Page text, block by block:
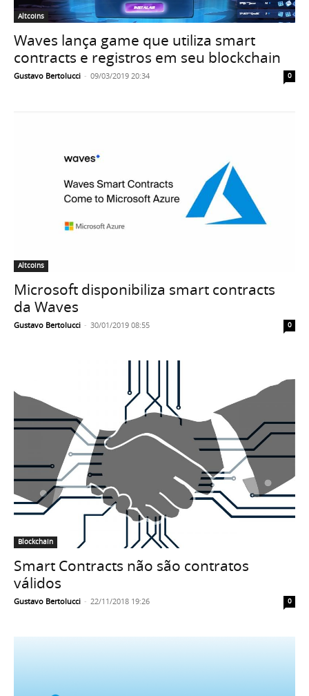
Altcoins
Waves lança game que utiliza smart
contracts e registros em seu blockchain
Gustavo Bertolucci - 09/03/2019 20:34 0
Altcoins
Microsoft disponibiliza smart contracts
da Waves
Gustavo Bertolucci - 30/01/2019 08:55 0
Blockchain
Smart Contracts não são contratos
válidos
Gustavo Bertolucci - 22/11/2018 19:26 0